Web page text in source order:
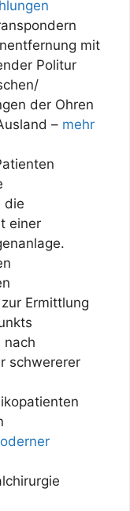
mit
Politur
der Ohren
– mehr
die
einer
Ermittlung
nach
schwererer